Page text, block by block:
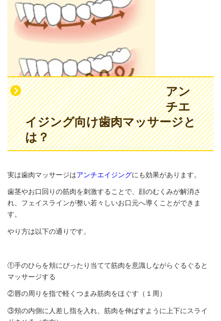
アン
チエ
イジング向け歯肉マッサージと
は？
実は歯肉マッサージはアンチエイジングにも効果があります。
歯茎やお口回りの筋肉を刺激することで、顔のむくみが解消さ
れ、フェイスラインが整い若々しいお口元へ導くことができま
す。
やり方は以下の通りです。
①手のひらを頬にぴったり当てて筋肉を意識しながらぐるぐると
マッサージする
②唇の周りを指で軽くつまみ筋肉をほぐす（１周）
③頬の内側に人差し指を入れ、筋肉を伸ばすように上下にスライ